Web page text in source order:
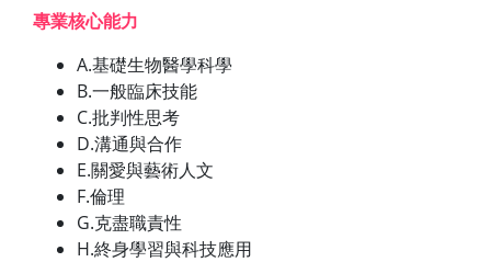
專業核心能力
A.基礎生物醫學科學
B.一般臨床技能
C.批判性思考
D.溝通與合作
E.關愛與藝術人文
F.倫理
G.克盡職責性
H.終身學習與科技應用